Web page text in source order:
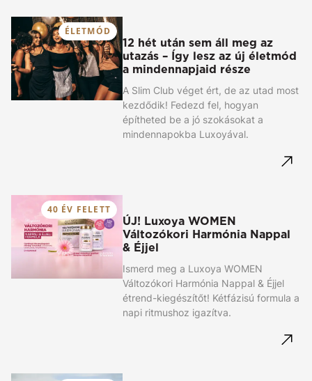
ÉLETMÓD
12 hét után sem áll meg az
utazás – Így lesz az új életmód
a mindennapjaid része
A Slim Club véget ért, de az utad most
kezdődik! Fedezd fel, hogyan
építheted be a jó szokásokat a
mindennapokba Luxoyával.
40 ÉV FELETT
ÚJ! Luxoya WOMEN
Változókori Harmónia Nappal
& Éjjel
Ismerd meg a Luxoya WOMEN
Változókori Harmónia Nappal & Éjjel
étrend-kiegészítőt! Kétfázisú formula a
napi ritmushoz igazítva.